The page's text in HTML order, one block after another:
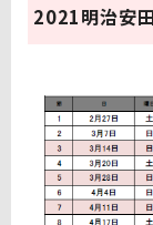
2021明治安